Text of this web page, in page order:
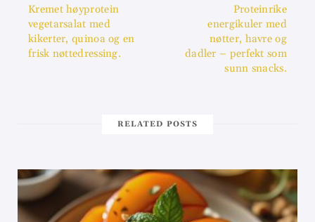
Kremet høyprotein
vegetarsalat med
kikerter, quinoa og en
frisk nøttedressing.
Proteinrike
energikuler med
nøtter, havre og
dadler – perfekt som
sunn snacks.
RELATED POSTS